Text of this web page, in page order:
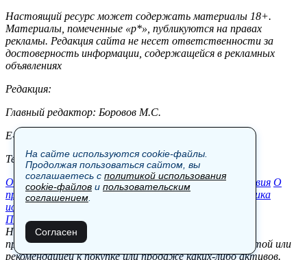
Настоящий ресурс может содержать материалы 18+.
Материалы, помеченные «р*», публикуются на правах
рекламы. Редакция сайта не несет ответственности за
достоверность информации, содержащейся в рекламных
объявлениях
Редакция:
Главный редактор: Боровов М.С.
E-mail: site@vestnik.net, reb.msk@yandex.ru
Тел.: +7 (921) 720-00-97
Общество Экономика Контакты В мире Происшествия О
проекте Шоу-бизнес Политика Пресс-релизы
Политика
использования cookie-файлов
Пользовательское соглашение
Новости, аналитика, прогнозы и другие материалы,
представленные на данном сайте, не являются офертой или
рекомендацией к покупке или продаже каких-либо активов.
На сайте используются cookie-файлы.
Продолжая пользоваться сайтом, вы
соглашаетесь с политикой использования
cookie-файлов и пользовательским
соглашением
Согласен